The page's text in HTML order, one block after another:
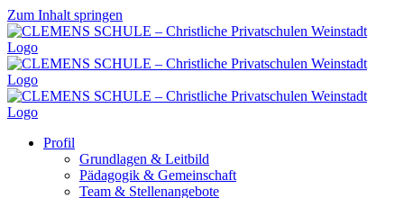
Zum Inhalt springen
Profil
Grundlagen & Leitbild
Pädagogik & Gemeinschaft
Team & Stellenangebote